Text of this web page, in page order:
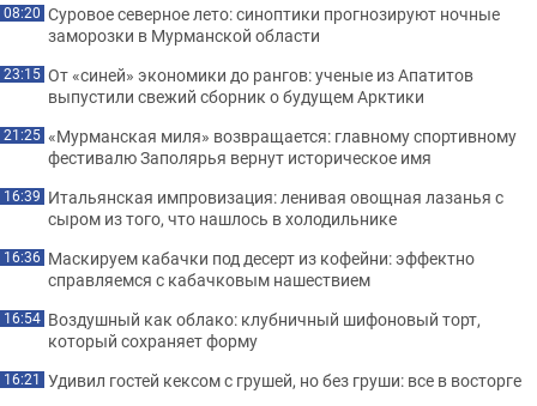
08:20 Суровое северное лето: синоптики прогнозируют ночные
заморозки в Мурманской области
23:15 От «синей» экономики до рангов: ученые из Апатитов
выпустили свежий сборник о будущем Арктики
21:25 «Мурманская миля» возвращается: главному спортивному
фестивалю Заполярья вернут историческое имя
16:39 Итальянская импровизация: ленивая овощная лазанья с
сыром из того, что нашлось в холодильнике
16:36 Маскируем кабачки под десерт из кофейни: эффектно
справляемся с кабачковым нашествием
16:54 Воздушный как облако: клубничный шифоновый торт,
который сохраняет форму
16:21 Удивил гостей кексом с грушей, но без груши: все в восторге